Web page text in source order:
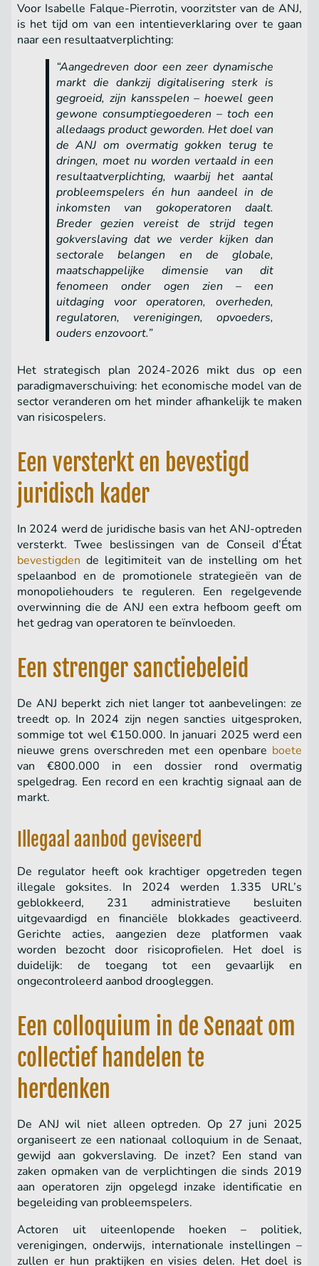
Voor Isabelle Falque-Pierrotin, voorzitster van de ANJ,
is het tijd om van een intentieverklaring over te gaan
naar een resultaatverplichting:
“Aangedreven door een zeer dynamische
markt die dankzij digitalisering sterk is
gegroeid, zijn kansspelen – hoewel geen
gewone consumptiegoederen – toch een
alledaags product geworden. Het doel van
de ANJ om overmatig gokken terug te
dringen, moet nu worden vertaald in een
resultaatverplichting, waarbij het aantal
probleemspelers én hun aandeel in de
inkomsten van gokoperatoren daalt.
Breder gezien vereist de strijd tegen
gokverslaving dat we verder kijken dan
sectorale belangen en de globale,
maatschappelijke dimensie van dit
fenomeen onder ogen zien – een
uitdaging voor operatoren, overheden,
regulatoren, verenigingen, opvoeders,
ouders enzovoort.”
Het strategisch plan 2024-2026 mikt dus op een
paradigmaverschuiving: het economische model van de
sector veranderen om het minder afhankelijk te maken
van risicospelers.
Een versterkt en bevestigd
juridisch kader
In 2024 werd de juridische basis van het ANJ-optreden
versterkt. Twee beslissingen van de Conseil d’État
bevestigden de legitimiteit van de instelling om het
spelaanbod en de promotionele strategieën van de
monopoliehouders te reguleren. Een regelgevende
overwinning die de ANJ een extra hefboom geeft om
het gedrag van operatoren te beïnvloeden.
Een strenger sanctiebeleid
De ANJ beperkt zich niet langer tot aanbevelingen: ze
treedt op. In 2024 zijn negen sancties uitgesproken,
sommige tot wel €150.000. In januari 2025 werd een
nieuwe grens overschreden met een openbare boete
van €800.000 in een dossier rond overmatig
spelgedrag. Een record en een krachtig signaal aan de
markt.
Illegaal aanbod geviseerd
De regulator heeft ook krachtiger opgetreden tegen
illegale goksites. In 2024 werden 1.335 URL’s
geblokkeerd, 231 administratieve besluiten
uitgevaardigd en financiële blokkades geactiveerd.
Gerichte acties, aangezien deze platformen vaak
worden bezocht door risicoprofielen. Het doel is
duidelijk: de toegang tot een gevaarlijk en
ongecontroleerd aanbod droogleggen.
Een colloquium in de Senaat om
collectief handelen te
herdenken
De ANJ wil niet alleen optreden. Op 27 juni 2025
organiseert ze een nationaal colloquium in de Senaat,
gewijd aan gokverslaving. De inzet? Een stand van
zaken opmaken van de verplichtingen die sinds 2019
aan operatoren zijn opgelegd inzake identificatie en
begeleiding van probleemspelers.
Actoren uit uiteenlopende hoeken – politiek,
verenigingen, onderwijs, internationale instellingen –
zullen er hun praktijken en visies delen. Het doel is